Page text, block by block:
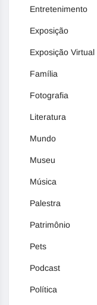
Entretenimento
Exposição
Exposição Virtual
Família
Fotografia
Literatura
Mundo
Museu
Música
Palestra
Patrimônio
Pets
Podcast
Política